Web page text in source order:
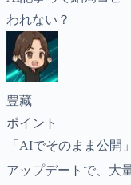
われない？
豊藏
ポイント
「AIでそのまま公開
アップデートで、大